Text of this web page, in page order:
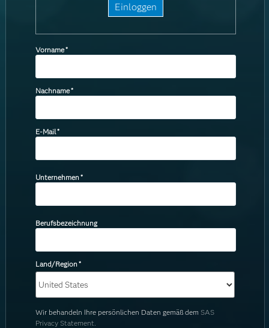
Einloggen
Vorname*
Nachname*
E-Mail*
Unternehmen*
Berufsbezeichnung
Land/Region*
Wir behandeln Ihre persönlichen Daten gemäß dem SAS
Privacy Statement.